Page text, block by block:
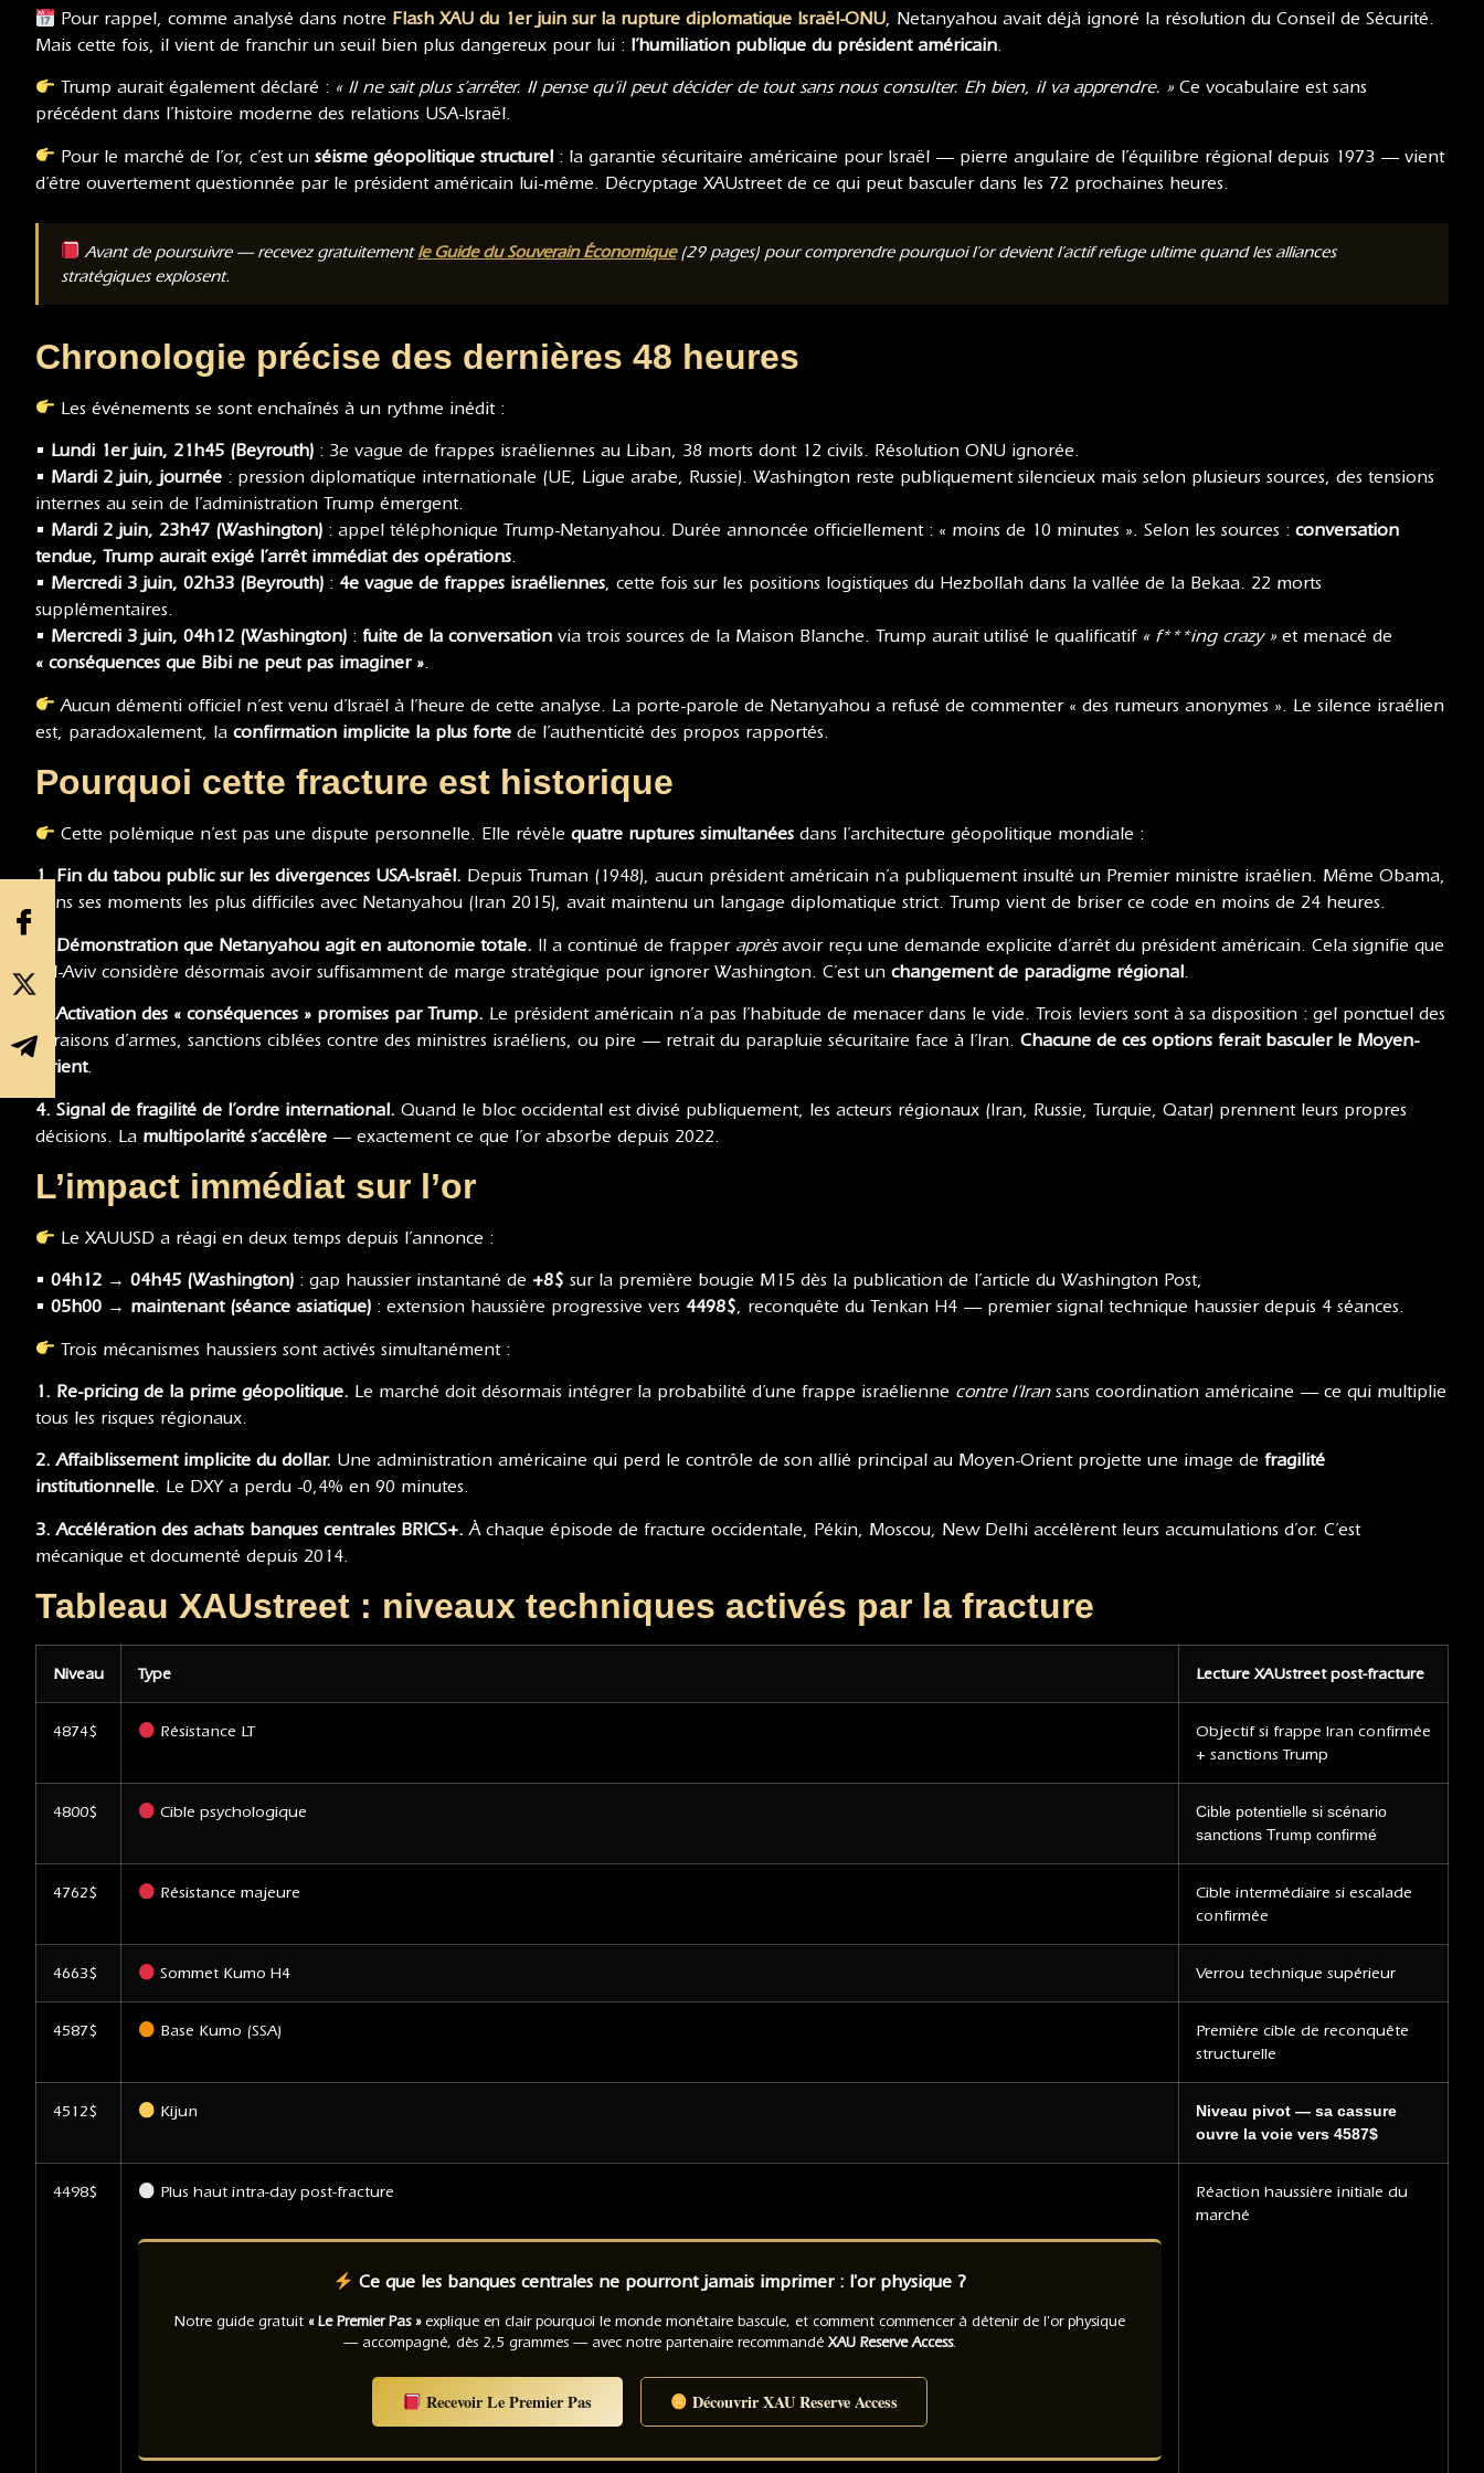
Pour rappel, comme analysé dans notre Flash XAU du 1er juin sur la rupture diplomatique Israël-ONU, Netanyahou avait déjà ignoré la résolution du Conseil de Sécurité.
Mais cette fois, il vient de franchir un seuil bien plus dangereux pour lui : l’humiliation publique du président américain.
Trump aurait également déclaré : « Il ne sait plus s’arrêter. Il pense qu’il peut décider de tout sans nous consulter. Eh bien, il va apprendre. » Ce vocabulaire est sans
précédent dans l’histoire moderne des relations USA-Israël.
Pour le marché de l’or, c’est unséisme géopolitique structurel : la garantie sécuritaire américaine pour Israël — pierre angulaire de l’équilibre régional depuis 1973 — vient
d’être ouvertement questionnée par le président américain lui-même. Décryptage XAUstreet de ce qui peut basculer dans les 72 prochaines heures.
Avant de poursuivre — recevez gratuitementle Guide du Souverain Économique(29 pages) pour comprendre pourquoi l’or devient l’actif refuge ultime quand les alliances
stratégiques explosent.
Chronologie précise des dernières 48 heures
Les événements se sont enchaînés à un rythme inédit :
• Lundi 1er juin, 21h45 (Beyrouth) : 3e vague de frappes israéliennes au Liban, 38 morts dont 12 civils. Résolution ONU ignorée.
• Mardi 2 juin, journée : pression diplomatique internationale (UE, Ligue arabe, Russie). Washington reste publiquement silencieux mais selon plusieurs sources, des tensions
internes au sein de l’administration Trump émergent.
• Mardi 2 juin, 23h47 (Washington) : appel téléphonique Trump-Netanyahou. Durée annoncée officiellement : « moins de 10 minutes ». Selon les sources : conversation
tendue, Trump aurait exigé l’arrêt immédiat des opérations.
• Mercredi 3 juin, 02h33 (Beyrouth) : 4e vague de frappes israéliennes, cette fois sur les positions logistiques du Hezbollah dans la vallée de la Bekaa. 22 morts
supplémentaires.
• Mercredi 3 juin, 04h12 (Washington) : fuite de la conversation via trois sources de la Maison Blanche. Trump aurait utilisé le qualificatif « f***ing crazy » et menacé de
« conséquences que Bibi ne peut pas imaginer ».
Aucun démenti officiel n’est venu d’Israël à l’heure de cette analyse. La porte-parole de Netanyahou a refusé de commenter « des rumeurs anonymes ». Le silence israélien
est, paradoxalement, la confirmation implicite la plus forte de l’authenticité des propos rapportés.
Pourquoi cette fracture est historique
Cette polémique n’est pas une dispute personnelle. Elle révèlequatre ruptures simultanées dans l’architecture géopolitique mondiale :
1. Fin du tabou public sur les divergences USA-Israël. Depuis Truman (1948), aucun président américain n’a publiquement insulté un Premier ministre israélien. Même Obama,
dans ses moments les plus difficiles avec Netanyahou (Iran 2015), avait maintenu un langage diplomatique strict. Trump vient de briser ce code en moins de 24 heures.
2. Démonstration que Netanyahou agit en autonomie totale. Il a continué de frapper aprèsavoir reçu une demande explicite d’arrêt du président américain. Cela signifie que
Tel-Aviv considère désormais avoir suffisamment de marge stratégique pour ignorer Washington. C’est un changement de paradigme régional.
3. Activation des « conséquences » promises par Trump. Le président américain n’a pas l’habitude de menacer dans le vide. Trois leviers sont à sa disposition : gel ponctuel des
livraisons d’armes, sanctions ciblées contre des ministres israéliens, ou pire — retrait du parapluie sécuritaire face à l’Iran. Chacune de ces options ferait basculer le Moyen-
Orient.
4. Signal de fragilité de l’ordre international. Quand le bloc occidental est divisé publiquement, les acteurs régionaux (Iran, Russie, Turquie, Qatar) prennent leurs propres
décisions. La multipolarité s’accélère — exactement ce que l’or absorbe depuis 2022.
L’impact immédiat sur l’or
Le XAUUSD a réagi en deux temps depuis l’annonce :
• 04h12 → 04h45 (Washington) : gap haussier instantané de +8$ sur la première bougie M15 dès la publication de l’article du Washington Post,
• 05h00 → maintenant (séance asiatique) : extension haussière progressive vers 4498$, reconquête du Tenkan H4 — premier signal technique haussier depuis 4 séances.
Trois mécanismes haussiers sont activés simultanément :
1. Re-pricing de la prime géopolitique. Le marché doit désormais intégrer la probabilité d’une frappe israélienne contre l’Iransans coordination américaine — ce qui multiplie
tous les risques régionaux.
2. Affaiblissement implicite du dollar. Une administration américaine qui perd le contrôle de son allié principal au Moyen-Orient projette une image de fragilité
institutionnelle. Le DXY a perdu -0,4% en 90 minutes.
3. Accélération des achats banques centrales BRICS+. À chaque épisode de fracture occidentale, Pékin, Moscou, New Delhi accélèrent leurs accumulations d’or. C’est
mécanique et documenté depuis 2014.
Tableau XAUstreet : niveaux techniques activés par la fracture
Niveau Type Lecture XAUstreet post-fracture
4874$ Résistance LT
Objectif si frappe Iran confirmée
+ sanctions Trump
4800$ Cible psychologique
Cible potentielle si scénario
sanctions Trump confirmé
4762$ Résistance majeure
Cible intermédiaire si escalade
confirmée
4663$ Sommet Kumo H4 Verrou technique supérieur
4587$ Base Kumo (SSA)
Première cible de reconquête
structurelle
4512$ Kijun
Niveau pivot — sa cassure
ouvre la voie vers 4587$
4498$ Plus haut intra-day post-fracture
Ce que les banques centrales ne pourront jamais imprimer : l'or physique ?
Notre guide gratuit « Le Premier Pas »explique en clair pourquoi le monde monétaire bascule, et comment commencer à détenir de l'or physique
— accompagné, dès 2,5 grammes — avec notre partenaire recommandéXAU Reserve Access.
Recevoir Le Premier Pas Découvrir XAU Reserve Access
Réaction haussière initiale du
marché